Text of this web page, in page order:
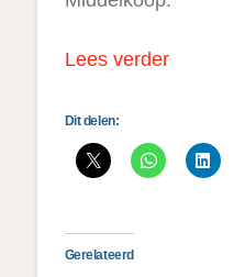
Lees verder
Dit delen:
Gerelateerd